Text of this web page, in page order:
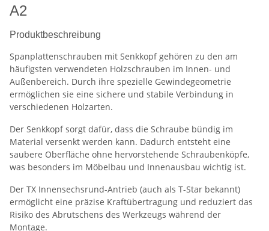
A2
Produktbeschreibung
Spanplattenschrauben mit Senkkopf gehören zu den am
häufigsten verwendeten Holzschrauben im Innen- und
Außenbereich. Durch ihre spezielle Gewindegeometrie
ermöglichen sie eine sichere und stabile Verbindung in
verschiedenen Holzarten.
Der Senkkopf sorgt dafür, dass die Schraube bündig im
Material versenkt werden kann. Dadurch entsteht eine
saubere Oberfläche ohne hervorstehende Schraubenköpfe,
was besonders im Möbelbau und Innenausbau wichtig ist.
Der TX Innensechsrund-Antrieb (auch als T-Star bekannt)
ermöglicht eine präzise Kraftübertragung und reduziert das
Risiko des Abrutschens des Werkzeugs während der
Montage.